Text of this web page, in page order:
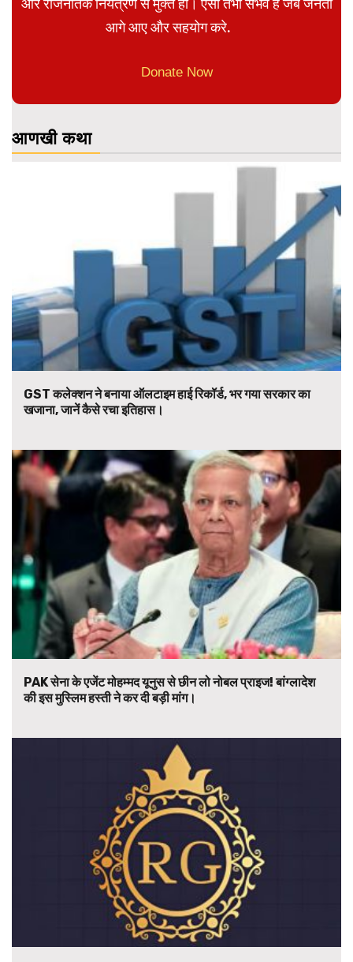
और राजनैतिक नियंत्रण से मुक्त हो। ऐसा तभी संभव है जब जनता
आगे आए और सहयोग करे.
Donate Now
आणखी कथा
GST कलेक्शन ने बनाया ऑलटाइम हाई रिकॉर्ड, भर गया सरकार का
खजाना, जानें कैसे रचा इतिहास।
PAK सेना के एजेंट मोहम्मद यूनुस से छीन लो नोबल प्राइज! बांग्लादेश
की इस मुस्लिम हस्ती ने कर दी बड़ी मांग।